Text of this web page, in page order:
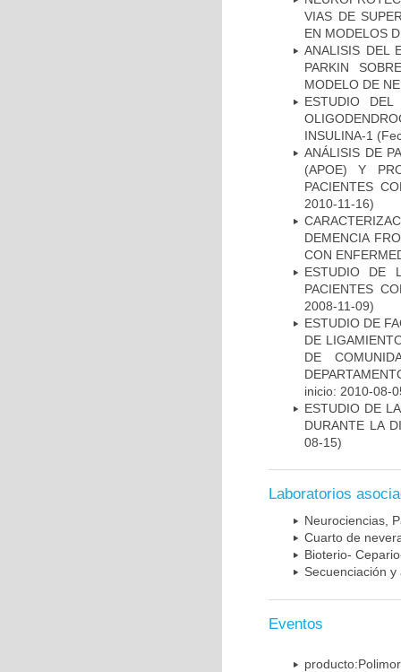
VIAS DE
EN MODELOS
ANALISIS DEL
PARKIN
MODELO DE
ESTUDIO
INSULINA-1
ANÁLISIS DE
(APOE) Y
PACIENTES
2010-11-16)
DEMENCIA
CON
ESTUDIO DE
PACIENTES
2008-11-09)
ESTUDIO DE
DE
DE
inicio: 2010-08-
ESTUDIO DE
DURANTE LA
08-15)
Laboratorios
Neurociencias,
Cuarto de
Bioterio-
Secuenciación
Eventos